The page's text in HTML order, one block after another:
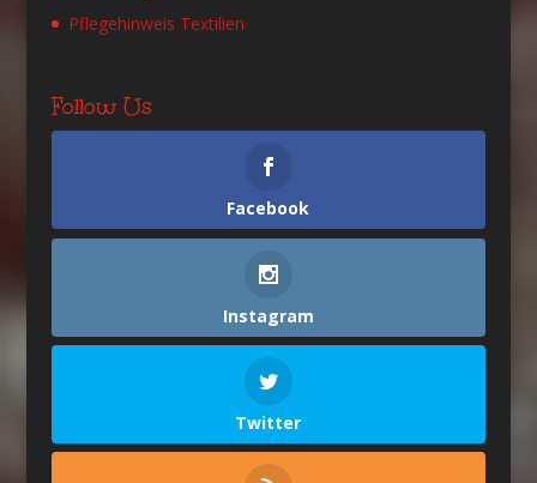
Pflegehinweis Textilien
Follow Us
Facebook
Instagram
Twitter